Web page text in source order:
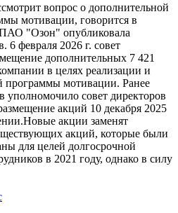
вопрос о дополнительной
мотивации, говорится в
"Озон" опубликовала
6 февраля 2026 г. совет
дополнительных 7 421
в целях реализации и
программы мотивации. Ранее
уполномочило совет директоров
акций 10 декабря 2025
акции заменят
акций, которые были
для целей долгосрочной
в 2021 году, однако в силу